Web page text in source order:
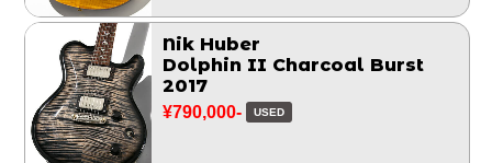
Nik Huber
Dolphin II Charcoal Burst
2017
¥790,000- USED